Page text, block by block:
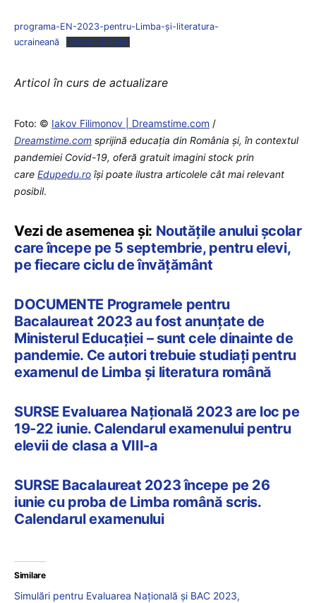
programa-EN-2023-pentru-Limba-și-literatura-
ucraineană
Descarcă fișier
Articol în curs de actualizare
Foto: © Iakov Filimonov | Dreamstime.com /
Dreamstime.com sprijină educaţia din România şi, în contextul
pandemiei Covid-19, oferă gratuit imagini stock prin
care Edupedu.ro îşi poate ilustra articolele cât mai relevant
posibil.
Vezi de asemenea și: Noutățile anului școlar
care începe pe 5 septembrie, pentru elevi,
pe fiecare ciclu de învățământ
DOCUMENTE Programele pentru
Bacalaureat 2023 au fost anunțate de
Ministerul Educației – sunt cele dinainte de
pandemie. Ce autori trebuie studiați pentru
examenul de Limba și literatura română
SURSE Evaluarea Națională 2023 are loc pe
19-22 iunie. Calendarul examenului pentru
elevii de clasa a VIII-a
SURSE Bacalaureat 2023 începe pe 26
iunie cu proba de Limba română scris.
Calendarul examenului
Similare
Simulări pentru Evaluarea Națională și BAC 2023,